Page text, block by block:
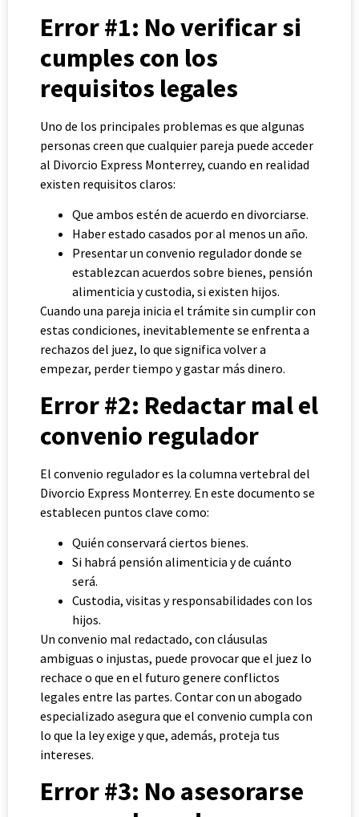
Error #1: No verificar si
cumples con los
requisitos legales
Uno de los principales problemas es que algunas
personas creen que cualquier pareja puede acceder
al Divorcio Express Monterrey, cuando en realidad
existen requisitos claros:
Que ambos estén de acuerdo en divorciarse.
Haber estado casados por al menos un año.
Presentar un convenio regulador donde se
establezcan acuerdos sobre bienes, pensión
alimenticia y custodia, si existen hijos.
Cuando una pareja inicia el trámite sin cumplir con
estas condiciones, inevitablemente se enfrenta a
rechazos del juez, lo que significa volver a
empezar, perder tiempo y gastar más dinero.
Error #2: Redactar mal el
convenio regulador
El convenio regulador es la columna vertebral del
Divorcio Express Monterrey. En este documento se
establecen puntos clave como:
Quién conservará ciertos bienes.
Si habrá pensión alimenticia y de cuánto
será.
Custodia, visitas y responsabilidades con los
hijos.
Un convenio mal redactado, con cláusulas
ambiguas o injustas, puede provocar que el juez lo
rechace o que en el futuro genere conflictos
legales entre las partes. Contar con un abogado
especializado asegura que el convenio cumpla con
lo que la ley exige y que, además, proteja tus
intereses.
Error #3: No asesorarse